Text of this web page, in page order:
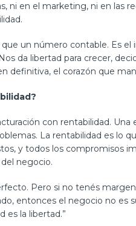
ni en el marketing, ni en las
un número contable. Es el
da libertad para crecer,
definitiva, el corazón que
con rentabilidad. Una
La rentabilidad es lo
y todos los compromisos
negocio.
Pero si no tenés
entonces el negocio no es
es la libertad.”